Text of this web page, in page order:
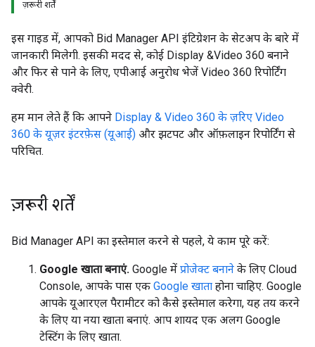
ज़रूरी शर्तें
इस गाइड में, आपको Bid Manager API इंटिग्रेशन के सेटअप के बारे में
जानकारी मिलेगी. इसकी मदद से, कोई Display &Video 360 बनाने
और फिर से पाने के लिए, एपीआई अनुरोध भेजें Video 360 रिपोर्टिंग
क्वेरी.
हम मान लेते हैं कि आपने Display & Video 360 के ज़रिए Video
360 के यूज़र इंटरफ़ेस (यूआई) और झटपट और ऑफ़लाइन रिपोर्टिंग से
परिचित.
ज़रूरी शर्तें
Bid Manager API का इस्तेमाल करने से पहले, ये काम पूरे करें:
Google खाता बनाएं. Google में प्रोजेक्ट बनाने के लिए Cloud
Console, आपके पास एक Google खाता होना चाहिए. Google
आपके यूआरएल पैरामीटर को कैसे इस्तेमाल करेगा, यह तय करने
के लिए या नया खाता बनाएं. आप शायद एक अलग Google
टेस्टिंग के लिए खाता.